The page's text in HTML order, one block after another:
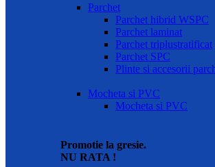
Parchet
Parchet hibrid WSPC
Parchet laminat
Parchet triplustratificat
Parchet SPC
Plinte si accesorii
Mocheta si PVC
Mocheta si PVC
Promotie la gresie.
NU RATA !